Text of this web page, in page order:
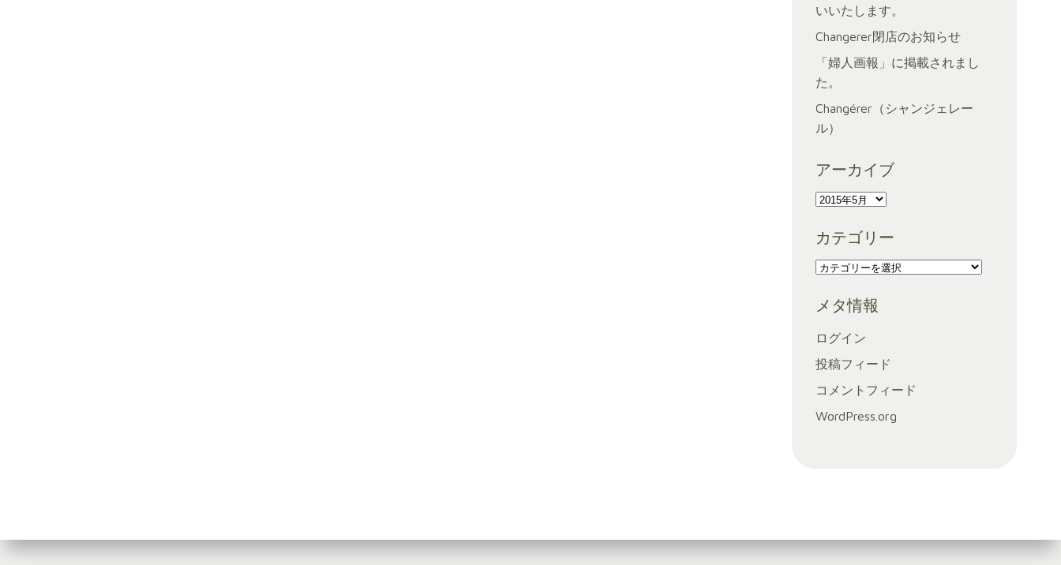
いいたします。
Changerer閉店のお知らせ
「婦人画報」に掲載されまし
た。
Changérer（シャンジェレー
ル）
アーカイブ
ア
カ
イ
ブ
カテゴリー
カ
ゴ
ー
メタ情報
ログイン
投稿フィード
コメントフィード
WordPress.org